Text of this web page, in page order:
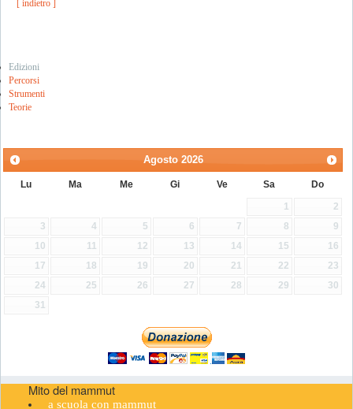
[ indietro ]
Edizioni
Percorsi
Strumenti
Teorie
Agosto 2026
Lu Ma Me Gi Ve Sa Do
1
2
3
4 5 6 7 8
9
10
11 12 13 14 15
16
17
18 19 20 21 22
23
24
25 26 27 28 29
30
31
Mito del mammut
a scuola con mammut